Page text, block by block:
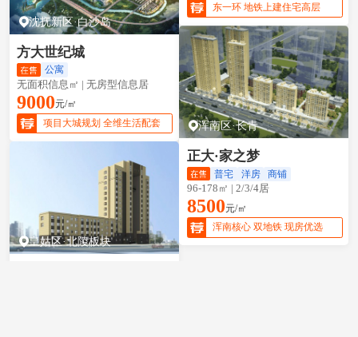
沈抚新区·白沙岛
方大世纪城
公寓
无面积信息㎡ | 无房型信息居
9000元/㎡
项目大城规划 全维生活配套
皇姑区·北陵板块
东一环 地铁上建住宅高层
浑南区·长青
正大·家之梦
普宅 洋房 商铺
96-178㎡ | 2/3/4居
8500元/㎡
浑南核心 双地铁 现房优选